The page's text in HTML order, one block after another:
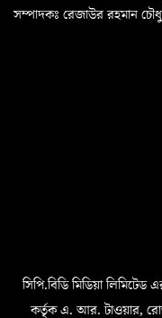
সম্পাদকঃ রেজাউর রহমান
সিপি.বিডি মিডিয়া
কর্তৃক এ. আর. টাওয়ার,